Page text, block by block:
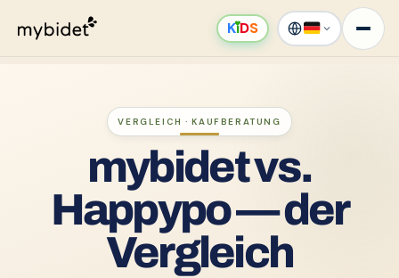
KıDS
VERGLEICH · KAUFBERATUNG
mybidet vs.
Happypo — der
Vergleich